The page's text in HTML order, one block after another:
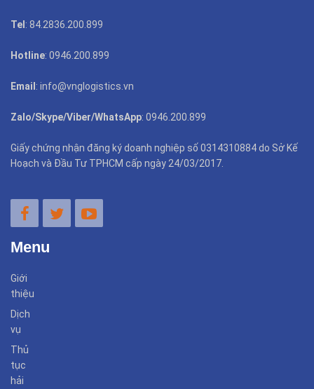
Tel : 84.2836.200.899
Hotline: 0946.200.899
Email : info@vnglogistics.vn
Zalo/Skype/Viber/WhatsApp: 0946.200.899
Giấy chứng nhận đăng ký doanh nghiệp số 0314310884 do Sở Kế
Hoạch và Đầu Tư TPHCM cấp ngày 24/03/2017.
Menu
Giới
thiệu
Dịch
vụ
Thủ
tục
hải